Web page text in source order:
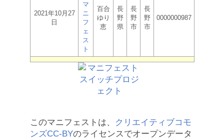
2021年10月27
日
マ
ニ
フ
ェ
ス
ト
百合
ゆり
恵
長
野
県
長
野
市
長
野
市
0000000987
このマニフェストは、
クリエイティブコモ
ンズCC-BYのライセンスでオープンデータ